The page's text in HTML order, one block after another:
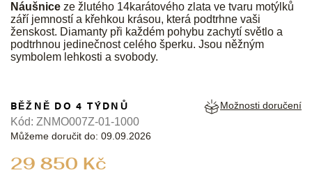
Náušnice ze žlutého 14karátového zlata ve tvaru motýlků
září jemností a křehkou krásou, která podtrhne vaši
ženskost. Diamanty při každém pohybu zachytí světlo a
podtrhnou jedinečnost celého šperku. Jsou něžným
symbolem lehkosti a svobody.
29 850 Kč
BĚŽNĚ DO 4 TÝDNŮ
Můžeme doručit do: 09.09.2026
Možnosti doručení
Kód: ZNMO007Z-01-1000